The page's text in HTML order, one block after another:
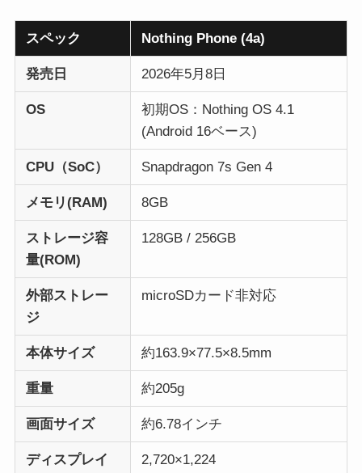
スペック Nothing Phone (4a)
発売日 2026年5月8日
OS
初期OS：Nothing OS 4.1
(Android 16ベース)
CPU（SoC） Snapdragon 7s Gen 4
メモリ(RAM) 8GB
ストレージ容
量(ROM)
128GB / 256GB
外部ストレー
ジ
microSDカード非対応
本体サイズ 約163.9×77.5×8.5mm
重量 約205g
画面サイズ 約6.78インチ
ディスプレイ
2,720×1,224